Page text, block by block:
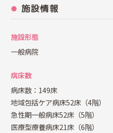
施設情報
施設形態
一般病院
病床数
病床数：149床
地域包括ケア病床52床（4階）
急性期一般病床52床（5階）
医療型療養病床21床（6階）